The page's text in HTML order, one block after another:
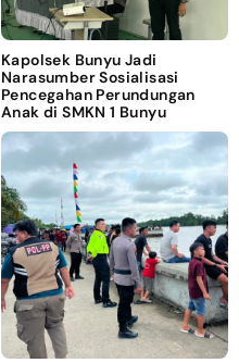
Kapolsek Bunyu Jadi
Narasumber Sosialisasi
Pencegahan Perundungan
Anak di SMKN 1 Bunyu